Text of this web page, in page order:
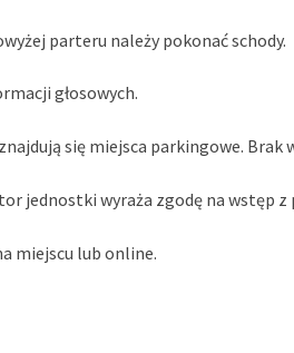
parteru należy pokonać schody.
głosowych.
się miejsca parkingowe.
jednostki wyraża zgodę na wstęp z
miejscu lub online.